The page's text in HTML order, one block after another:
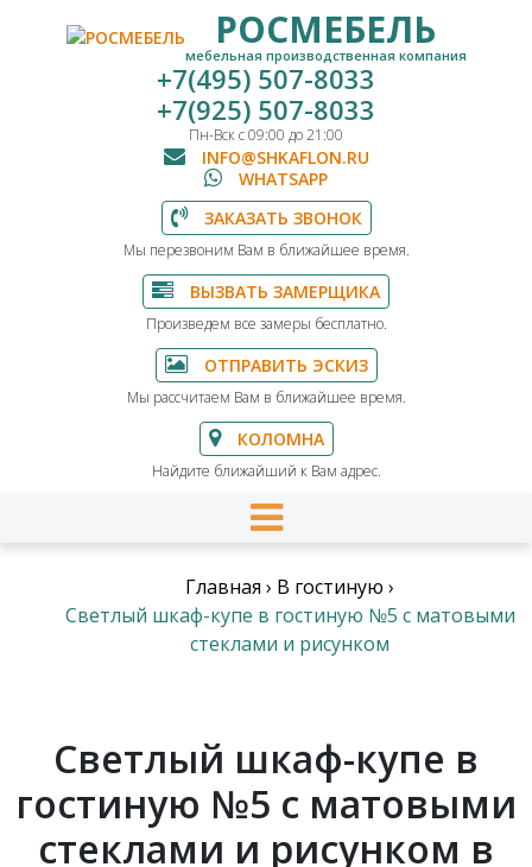
РОСМЕБЕЛЬ
мебельная производственная компания
+7(495) 507-8033
+7(925) 507-8033
Пн-Вск с 09:00 до 21:00
INFO@SHKAFLON.RU
WHATSAPP
ЗАКАЗАТЬ ЗВОНОК
Мы перезвоним Вам в ближайшее время.
ВЫЗВАТЬ ЗАМЕРЩИКА
Произведем все замеры бесплатно.
ОТПРАВИТЬ ЭСКИЗ
Мы рассчитаем Вам в ближайшее время.
КОЛОМНА
Найдите ближайший к Вам адрес.
Главная › В гостиную ›
Светлый шкаф-купе в гостиную №5 с матовыми
стеклами и рисунком
Светлый шкаф-купе в
гостиную №5 с матовыми
стеклами и рисунком в